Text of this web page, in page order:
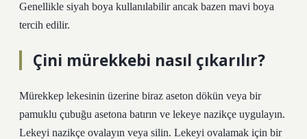
Genellikle siyah boya kullanılabilir ancak bazen mavi boya
tercih edilir.
Çini mürekkebi nasıl çıkarılır?
Mürekkep lekesinin üzerine biraz aseton dökün veya bir
pamuklu çubuğu asetona batırın ve lekeye nazikçe uygulayın.
Lekeyi nazikçe ovalayın veya silin. Lekeyi ovalamak için bir